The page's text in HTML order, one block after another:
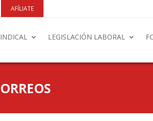
AFÍLIATE
LEGISLACIÓN LABORAL